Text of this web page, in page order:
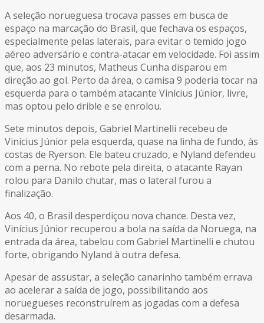
A seleção norueguesa trocava passes em busca de
espaço na marcação do Brasil, que fechava os espaços,
especialmente pelas laterais, para evitar o temido jogo
aéreo adversário e contra-atacar em velocidade. Foi assim
que, aos 23 minutos, Matheus Cunha disparou em
direção ao gol. Perto da área, o camisa 9 poderia tocar na
esquerda para o também atacante Vinícius Júnior, livre,
mas optou pelo drible e se enrolou.
Sete minutos depois, Gabriel Martinelli recebeu de
Vinícius Júnior pela esquerda, quase na linha de fundo, às
costas de Ryerson. Ele bateu cruzado, e Nyland defendeu
com a perna. No rebote pela direita, o atacante Rayan
rolou para Danilo chutar, mas o lateral furou a
finalização.
Aos 40, o Brasil desperdiçou nova chance. Desta vez,
Vinícius Júnior recuperou a bola na saída da Noruega, na
entrada da área, tabelou com Gabriel Martinelli e chutou
forte, obrigando Nyland à outra defesa.
Apesar de assustar, a seleção canarinho também errava
ao acelerar a saída de jogo, possibilitando aos
noruegueses reconstruírem as jogadas com a defesa
desarmada.